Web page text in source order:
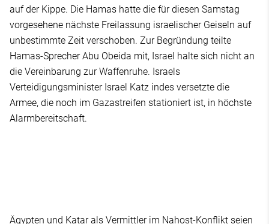
auf der Kippe. Die Hamas hatte die für diesen Samstag
vorgesehene nächste Freilassung israelischer Geiseln auf
unbestimmte Zeit verschoben. Zur Begründung teilte
Hamas-Sprecher Abu Obeida mit, Israel halte sich nicht an
die Vereinbarung zur Waffenruhe. Israels
Verteidigungsminister Israel Katz indes versetzte die
Armee, die noch im Gazastreifen stationiert ist, in höchste
Alarmbereitschaft.
Ägypten und Katar als Vermittler im Nahost-Konflikt seien